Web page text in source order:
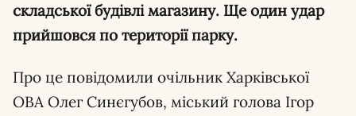
складської будівлі магазину. Ще один удар
прийшовся по території парку.
Про це повідомили очільник Харківської
ОВА Олег Синєгубов, міський голова Ігор